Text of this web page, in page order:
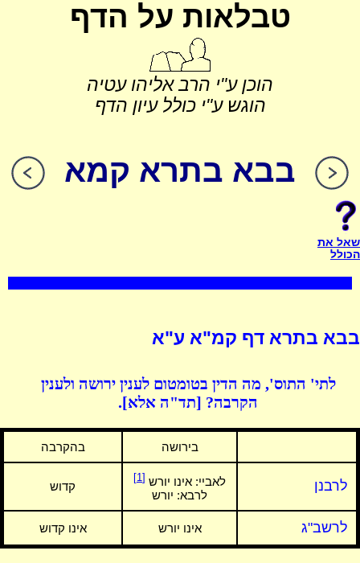
טבלאות על הדף
הוכן ע"י הרב אליהו עטיה
הוגש ע"י כולל עיון הדף
בבא בתרא קמא
שאל את
הכולל
בבא בתרא דף קמ"א ע"א
לתי' התוס', מה הדין בטומטום לענין ירושה ולענין
הקרבה? [תד"ה אלא].
בירושה בהקרבה
לרבנן לאביי: אינו יורש [1]
לרבא: יורש
קדוש
לרשב"ג אינו יורש אינו קדוש